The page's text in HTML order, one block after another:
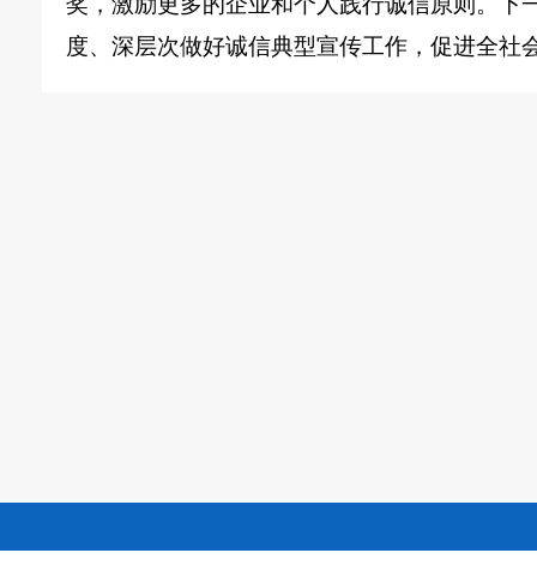
度、深层次做好诚信典型宣传工作，促进全社